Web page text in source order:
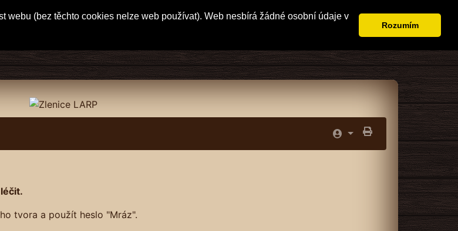
(bez těchto cookies nelze web používat). Web nesbírá žádné osobní údaje v
Rozumím
tvora a použít heslo "Mráz".